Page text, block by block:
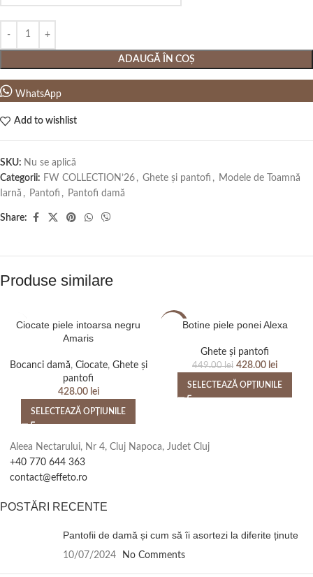
ADAUGĂ ÎN COȘ
WhatsApp
Add to wishlist
SKU: Nu se aplică
Categorii: FW COLLECTION’26 , Ghete și pantofi , Modele de Toamnă
Iarnă , Pantofi , Pantofi damă
Share:
Produse similare
Ciocate piele intoarsa negru
Amaris
Bocanci damă, Ciocate, Ghete și
pantofi
428.00 lei
SELECTEAZĂ OPȚIUNILE
Botine piele ponei Alexa
Ghete și pantofi
449.00lei 428.00 lei
SELECTEAZĂ OPȚIUNILE
Aleea Nectarului, Nr 4, Cluj Napoca, Judet Cluj
+40 770 644 363
contact@effeto.ro
POSTĂRI RECENTE
Pantofii de damă și cum să îi asortezi la diferite ținute
10/07/2024 No Comments